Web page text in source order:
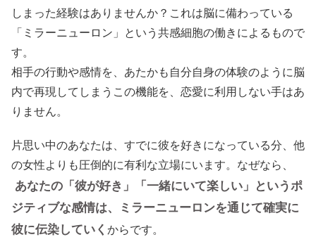
しまった経験はありませんか？これは脳に備わっている
「ミラーニューロン」という共感細胞の働きによるもので
す。
相手の行動や感情を、あたかも自分自身の体験のように脳
内で再現してしまうこの機能を、恋愛に利用しない手はあ
りません。
片思い中のあなたは、すでに彼を好きになっている分、他
の女性よりも圧倒的に有利な立場にいます。なぜなら、
あなたの「彼が好き」「一緒にいて楽しい」というポ
ジティブな感情は、ミラーニューロンを通じて確実に
彼に伝染していく からです。